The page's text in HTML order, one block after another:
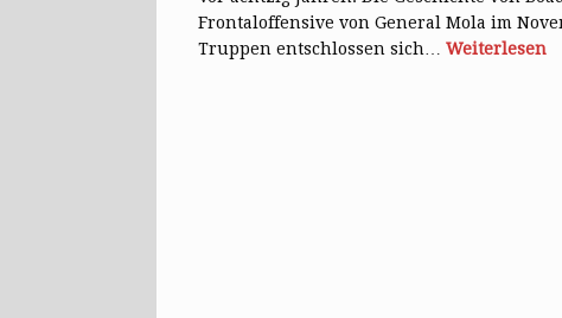
Frontaloffensive von General Mola im
Truppen entschlossen sich… Weiterlesen